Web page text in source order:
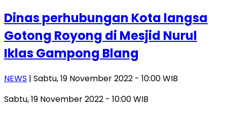
Dinas perhubungan Kota langsa
Gotong Royong di Mesjid Nurul
Iklas Gampong Blang
NEWS | Sabtu, 19 November 2022 - 10:00 WIB
Sabtu, 19 November 2022 - 10:00 WIB